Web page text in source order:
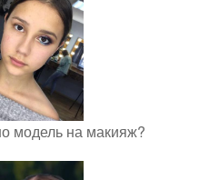
модель на макияж?